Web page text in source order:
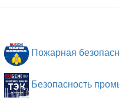
Пожарная
Безопасность